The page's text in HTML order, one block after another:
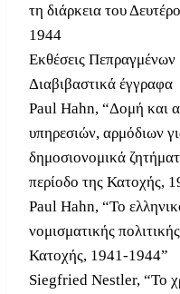
τη διάρκεια του
1944
Εκθέσεις Πεπραγμένων
Διαβιβαστικά έγγραφα
Paul Hahn, “Δομή και
υπηρεσιών, αρμόδιων
δημοσιονομικά
περίοδο της Κατοχής,
Paul Hahn, “Το
νομισματικής
Κατοχής, 1941-1944”
Siegfried Nestler, “Το